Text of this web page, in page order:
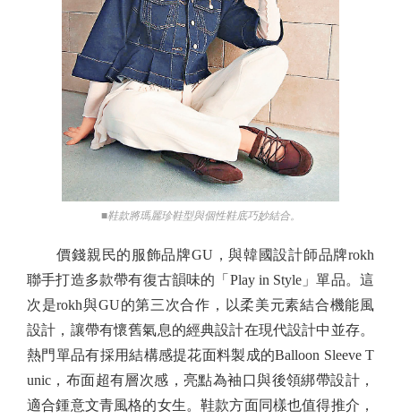
■鞋款將瑪麗珍鞋型與個性鞋底巧妙結合。
價錢親民的服飾品牌GU，與韓國設計師品牌rokh
聯手打造多款帶有復古韻味的「Play in Style」單品。這
次是rokh與GU的第三次合作，以柔美元素結合機能風
設計，讓帶有懷舊氣息的經典設計在現代設計中並存。
熱門單品有採用結構感提花面料製成的Balloon Sleeve T
unic，布面超有層次感，亮點為袖口與後領綁帶設計，
適合鍾意文青風格的女生。鞋款方面同樣也值得推介，